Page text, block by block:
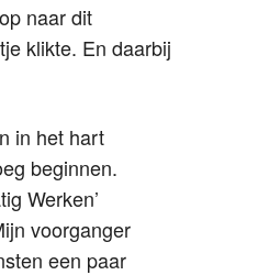
naar dit
klikte. En daarbij
in het hart
beginnen.
Werken’
voorganger
een paar